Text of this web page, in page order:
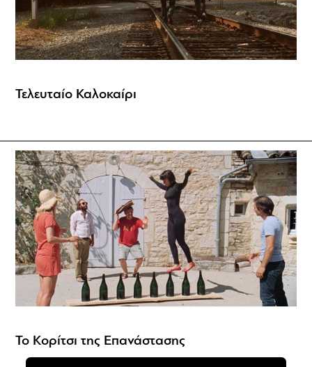
Τελευταίο Καλοκαίρι
Το Κορίτσι της Επανάστασης